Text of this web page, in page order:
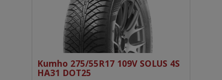
Kumho 275/55R17 109V SOLUS 4S
HA31 DOT25